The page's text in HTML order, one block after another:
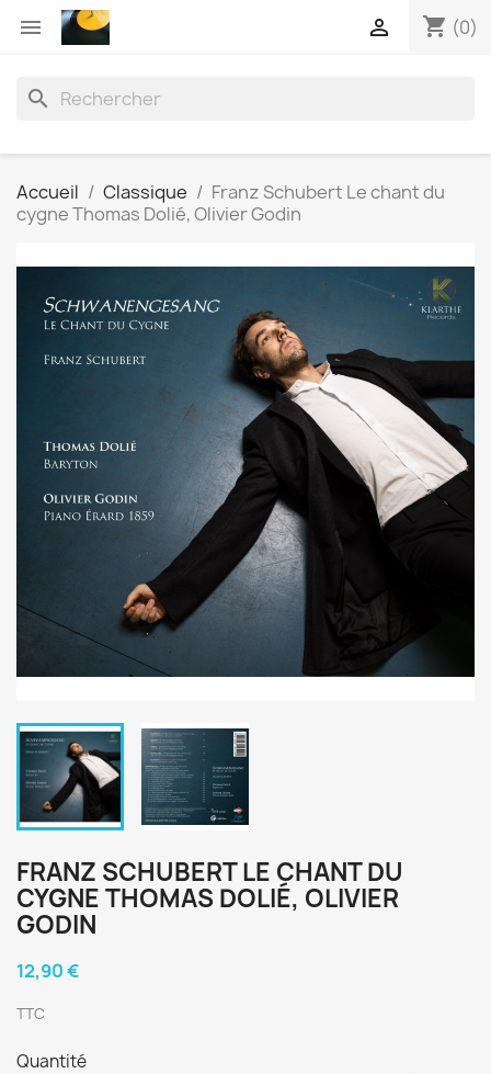
 shopping_cart (0)

search
Accueil Classique
Franz Schubert Le chant du
cygne Thomas Dolié, Olivier Godin
FRANZ SCHUBERT LE CHANT DU
CYGNE THOMAS DOLIÉ, OLIVIER
GODIN
12,90 €
TTC
Quantité